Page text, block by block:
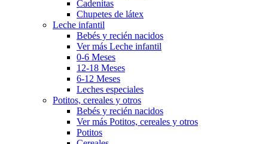
Cadenitas
Chupetes de látex
Leche infantil
Bebés y recién nacidos
Ver más Leche infantil
0-6 Meses
12-18 Meses
6-12 Meses
Leches especiales
Potitos, cereales y otros
Bebés y recién nacidos
Ver más Potitos, cereales y otros
Potitos